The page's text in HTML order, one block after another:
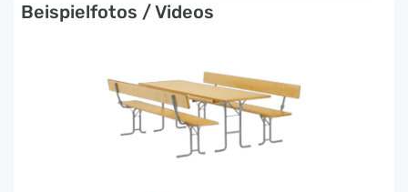
Beispielfotos / Videos